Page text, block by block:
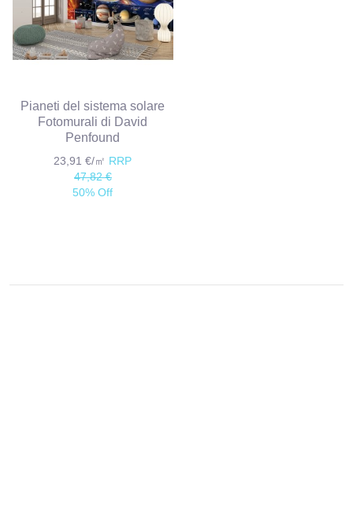
Pianeti del sistema solare
Fotomurali di David
Penfound
23,91 €/㎡ RRP
47,82 €
50% Off